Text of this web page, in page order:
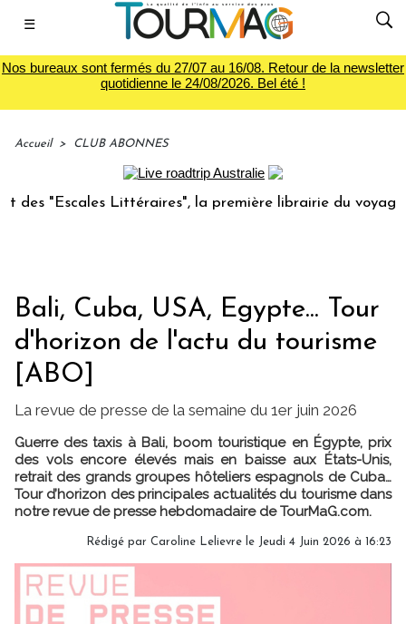
☰
Nos bureaux sont fermés du 27/07 au 16/08. Retour de la newsletter
quotidienne le 24/08/2026. Bel été !
Accueil > CLUB ABONNES
la première librairie du voyage Le groupe
Bali, Cuba, USA, Egypte... Tour
d'horizon de l'actu du tourisme
[ABO]
La revue de presse de la semaine du 1er juin 2026
Guerre des taxis à Bali, boom touristique en Égypte, prix
des vols encore élevés mais en baisse aux États-Unis,
retrait des grands groupes hôteliers espagnols de Cuba…
Tour d’horizon des principales actualités du tourisme dans
notre revue de presse hebdomadaire de TourMaG.com.
Rédigé par Caroline Lelievre le Jeudi 4 Juin 2026 à 16:23